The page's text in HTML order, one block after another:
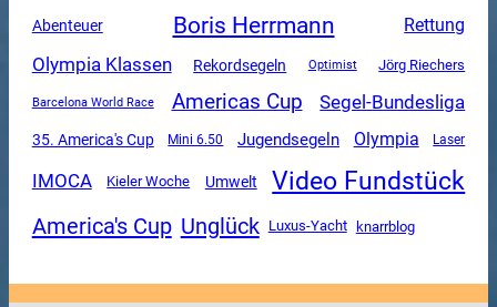
Abenteuer Boris Herrmann Rettung
Olympia Klassen Rekordsegeln Optimist Jörg Riechers
Barcelona World Race Americas Cup Segel-Bundesliga
35. America's Cup Mini 6.50 Jugendsegeln Olympia Laser
IMOCA Kieler Woche Umwelt Video Fundstück
America's Cup Unglück Luxus-Yacht knarrblog